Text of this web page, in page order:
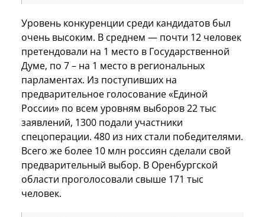
Уровень конкуренции среди кандидатов был
очень высоким. В среднем — почти 12 человек
претендовали на 1 место в Государственной
Думе, по 7 – на 1 место в региональных
парламентах. Из поступивших на
предварительное голосование «Единой
России» по всем уровням выборов 22 тыс
заявлений, 1300 подали участники
спецоперации. 480 из них стали победителями.
Всего же более 10 млн россиян сделали свой
предварительный выбор. В Оренбургской
области проголосовали свыше 171 тыс
человек.